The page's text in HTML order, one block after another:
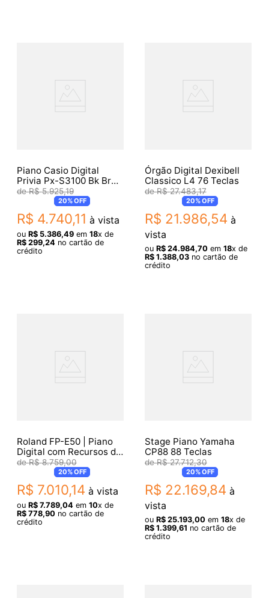
Piano Casio Digital
Privia Px-S3100 Bk Br
Preto 88 Teclas
R$ 5.925,19
20%OFF
R$ 4.740,11 à vista
ou R$ 5.386,49em 18x de
R$ 299,24no cartão de
crédito
Órgão Digital Dexibell
Classico L4 76 Teclas
R$ 27.483,17
20%OFF
R$ 21.986,54 à
vista
ou R$ 24.984,70em 18x de
R$ 1.388,03no cartão de
crédito
Roland FP-E50 | Piano
Digital com Recursos de
Entretenimento
R$ 8.759,00
20%OFF
R$ 7.010,14 à vista
ou R$ 7.789,04em 10x de
R$ 778,90no cartão de
crédito
Stage Piano Yamaha
CP88 88 Teclas
R$ 27.712,30
20%OFF
R$ 22.169,84 à
vista
ou R$ 25.193,00em 18x de
R$ 1.399,61 no cartão de
crédito